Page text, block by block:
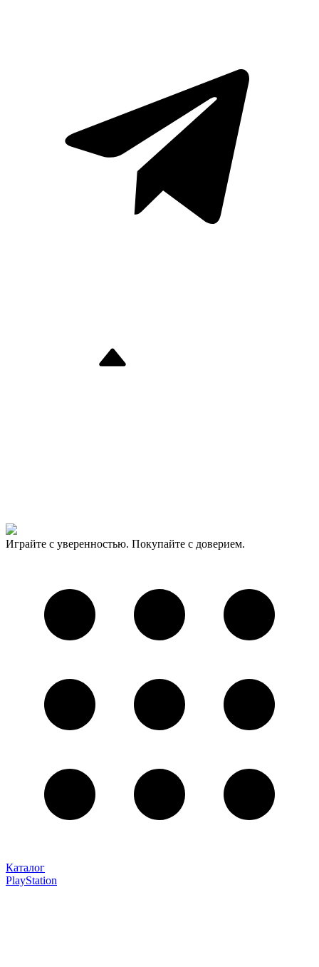
Играйте с уверенностью. Покупайте с доверием.
Каталог
PlayStation